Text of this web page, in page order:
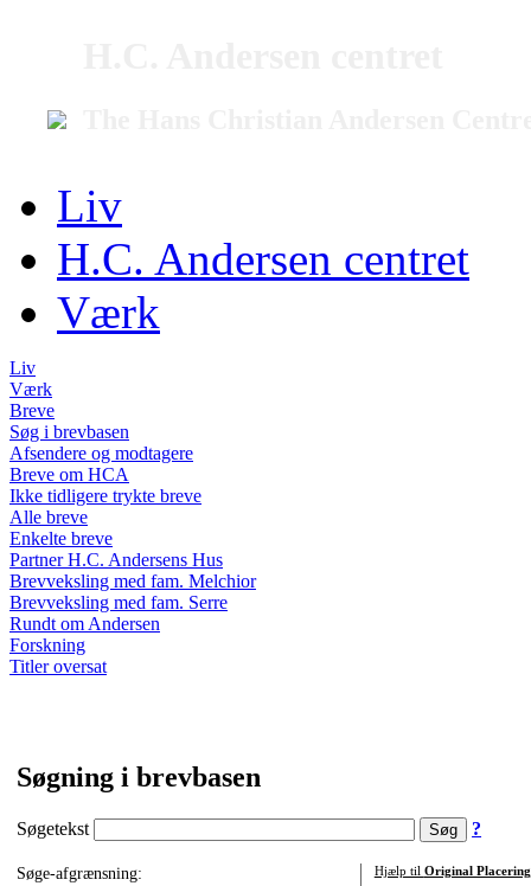
Liv
H.C. Andersen centret
Værk
Liv
Værk
Breve
Søg i brevbasen
Afsendere og modtagere
Breve om HCA
Ikke tidligere trykte breve
Alle breve
Enkelte breve
Partner H.C. Andersens Hus
Brevveksling med fam. Melchior
Brevveksling med fam. Serre
Rundt om Andersen
Forskning
Titler oversat
Søgning i brevbasen
Søgetekst ?
Søge-afgrænsning:
Hjælp til Original Placering